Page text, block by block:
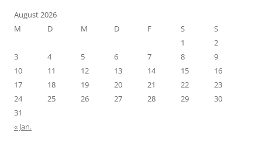
August 2026
M
D M D F S
S
1
2
3
4 5 6 7 8
9
10
11 12 13 14 15
16
17
18 19 20 21 22
23
24
25 26 27 28 29
30
31
« Jan.